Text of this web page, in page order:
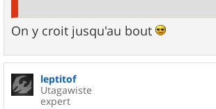
On y croit jusqu'au bout
leptitof
Utagawiste
expert